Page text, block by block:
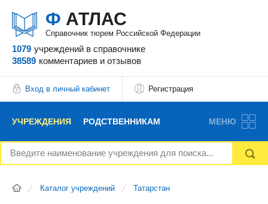
Ф АТЛАС
Справочник тюрем Российской Федерации
1079 учреждений в справочнике
38589 комментариев и отзывов
Вход в личный кабинет Регистрация
УЧРЕЖДЕНИЯ РОДСТВЕННИКАМ
НОВОСТИ БЛОГ АДВОКАТЫ
МЕНЮ
Каталог учреждений Татарстан